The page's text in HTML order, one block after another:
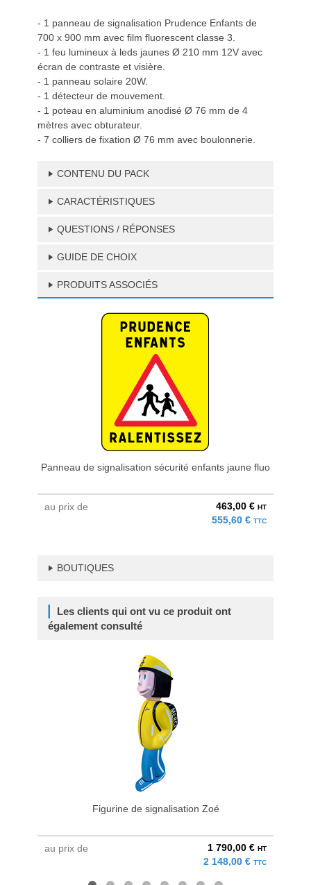
- 1 panneau de signalisation Prudence Enfants de
700 x 900 mm avec film fluorescent classe 3.
- 1 feu lumineux à leds jaunes Ø 210 mm 12V avec
écran de contraste et visière.
- 1 panneau solaire 20W.
- 1 détecteur de mouvement.
- 1 poteau en aluminium anodisé Ø 76 mm de 4
mètres avec obturateur.
- 7 colliers de fixation Ø 76 mm avec boulonnerie.
CONTENU DU PACK
CARACTÉRISTIQUES
QUESTIONS / RÉPONSES
GUIDE DE CHOIX
PRODUITS ASSOCIÉS
Panneau de signalisation sécurité enfants jaune fluo
au prix de 463,00 € HT
555,60 € TTC
BOUTIQUES
Les clients qui ont vu ce produit ont
également consulté
Figurine de signalisation Zoé
au prix de 1 790,00 € HT
2 148,00 € TTC